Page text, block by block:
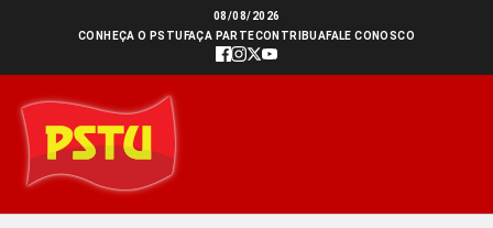
conteúdo
08/08/2026
CONHEÇA O PSTU FAÇA PARTECONTRIBUAFALE CONOSCO